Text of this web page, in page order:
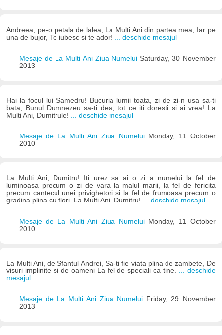
Andreea, pe-o petala de lalea, La Multi Ani din partea mea, Iar pe
una de bujor, Te iubesc si te ador!
... deschide mesajul
Mesaje de La Multi Ani Ziua Numelui Saturday, 30 November
2013
Hai la focul lui Samedru! Bucuria lumii toata, zi de zi-n usa sa-ti
bata, Bunul Dumnezeu sa-ti dea, tot ce iti doresti si ai vrea! La
Multi Ani, Dumitrule!
... deschide mesajul
Mesaje de La Multi Ani Ziua Numelui Monday, 11 October
2010
La Multi Ani, Dumitru! Iti urez sa ai o zi a numelui la fel de
luminoasa precum o zi de vara la malul marii, la fel de fericita
precum cantecul unei privighetori si la fel de frumoasa precum o
gradina plina cu flori. La Multi Ani, Dumitru! ... deschide mesajul
Mesaje de La Multi Ani Ziua Numelui Monday, 11 October
2010
La Multi Ani, de Sfantul Andrei, Sa-ti fie viata plina de zambete, De
visuri implinite si de oameni La fel de speciali ca tine. ... deschide
mesajul
Mesaje de La Multi Ani Ziua Numelui Friday, 29 November
2013